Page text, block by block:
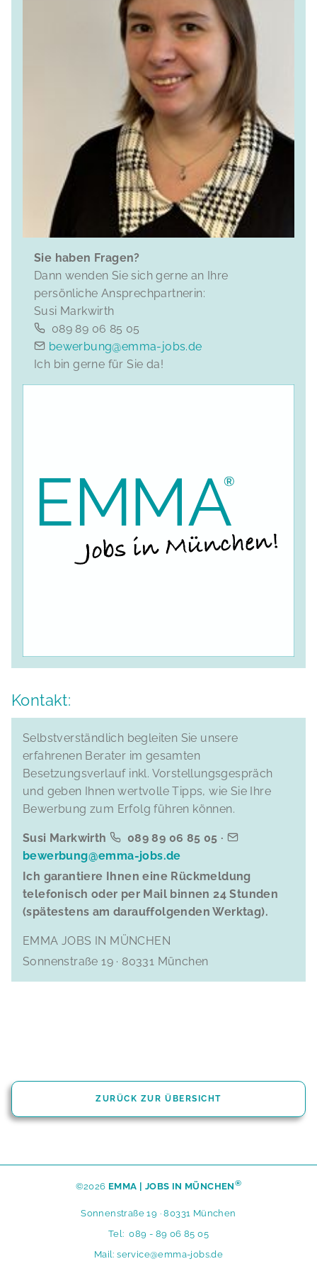
Sie haben Fragen?
Dann wenden Sie sich gerne an Ihre
persönliche Ansprechpartnerin:
Susi Markwirth
089 89 06 85 05
bewerbung@emma-jobs.de
Ich bin gerne für Sie da!
Kontakt:
Selbstverständlich begleiten Sie unsere
erfahrenen Berater im gesamten
Besetzungsverlauf inkl. Vorstellungsgespräch
und geben Ihnen wertvolle Tipps, wie Sie Ihre
Bewerbung zum Erfolg führen können.
Susi Markwirth
089 89 06 85 05 ·
bewerbung@emma-jobs.de
Ich garantiere Ihnen eine Rückmeldung
telefonisch oder per Mail binnen 24 Stunden
(spätestens am darauffolgenden Werktag).
EMMA JOBS IN MÜNCHEN
Sonnenstraße 19 · 80331 München
ZURÜCK ZUR ÜBERSICHT
©2026 EMMA | JOBS IN MÜNCHEN®
Sonnenstraße 19 · 80331 München
Tel:089 - 89 06 85 05
Mail:service@emma-jobs.de